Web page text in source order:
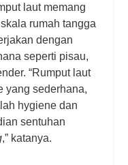
laut memang
rumah tangga
dengan
seperti pisau,
“Rumput laut
yang sederhana,
hygiene dan
sentuhan
,” katanya.